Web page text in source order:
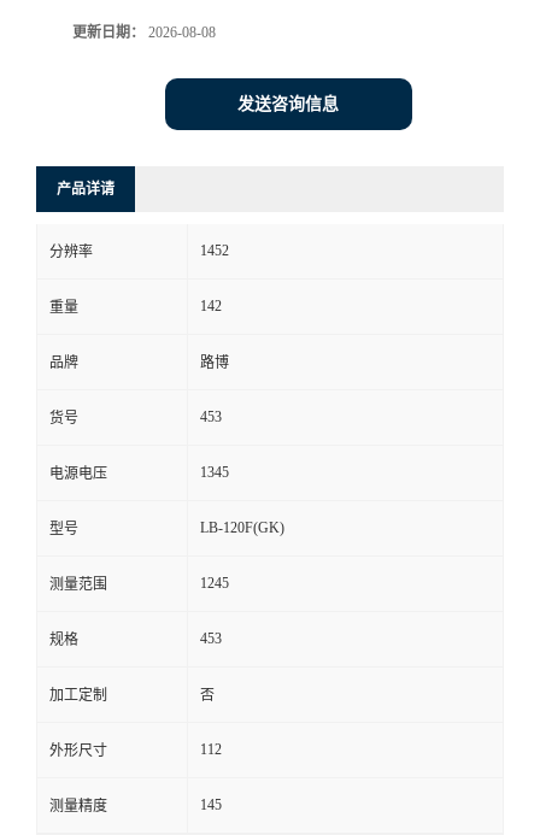
方
式
在
线
留
更新日期： 2026-08-08
发送咨询信息
产品详请
分辨率 1452
重量 142
品牌 路博
货号 453
电源电压 1345
型号 LB-120F(GK)
测量范围 1245
规格 453
加工定制 否
外形尺寸 112
测量精度 145